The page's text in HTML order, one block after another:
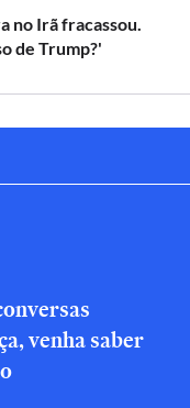
no Irã fracassou.
de Trump?'
venha saber